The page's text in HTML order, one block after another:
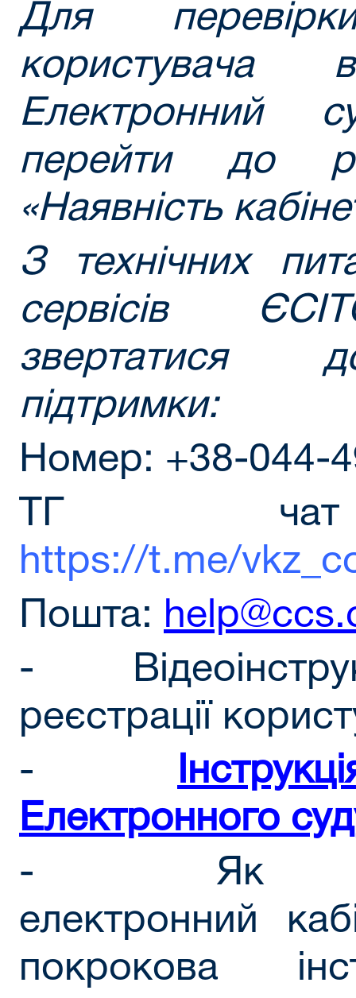
Для
користувача
Електронний
перейти до
«Наявність
З технічних
сервісів
звертатися
підтримки:
Номер: +38-044-
ТГ
https://t.me/
Пошта:
-
реєстрації
-
Електронного
- Як
електронний
покрокова